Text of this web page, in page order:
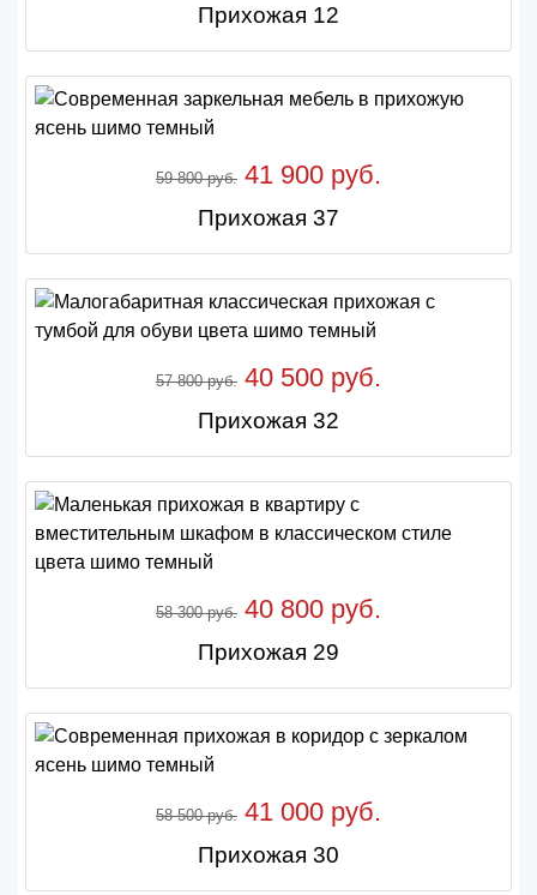
Прихожая 12
59 800 руб. 41 900 руб.
Прихожая 37
57 800 руб. 40 500 руб.
Прихожая 32
58 300 руб. 40 800 руб.
Прихожая 29
58 500 руб. 41 000 руб.
Прихожая 30